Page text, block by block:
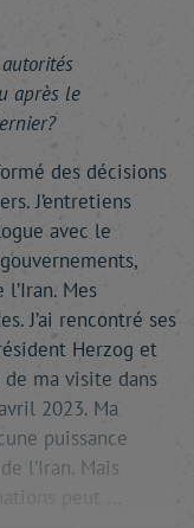
après le
des décisions
J’entretiens
avec le
Mes
J’ai rencontré ses
Herzog et
ma visite dans
2023. Ma
puissance
l’Iran. Mais